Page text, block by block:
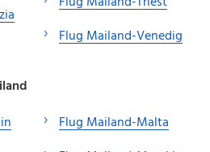
Flug Mailand-Venedig
Flug Mailand-Malta